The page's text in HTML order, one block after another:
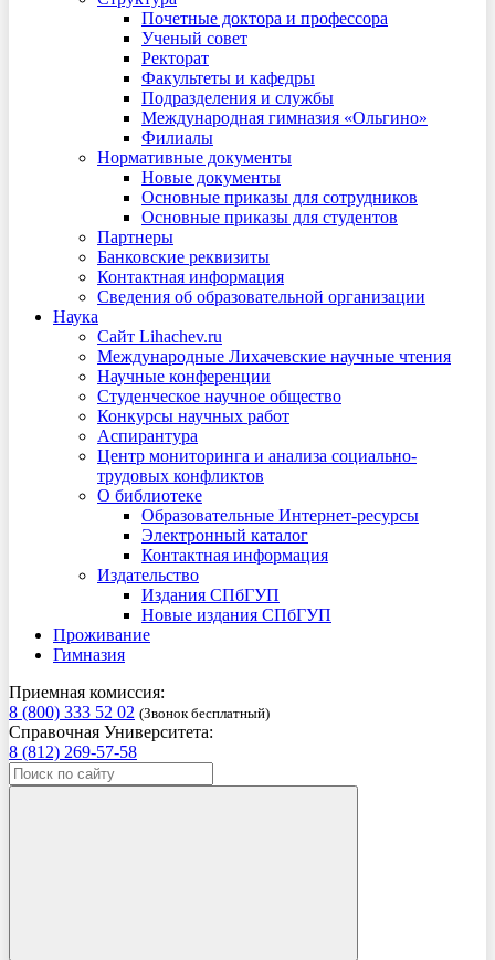
Почетные доктора и профессора
Ученый совет
Ректорат
Факультеты и кафедры
Подразделения и службы
Международная гимназия «Ольгино»
Филиалы
Нормативные документы
Новые документы
Основные приказы для сотрудников
Основные приказы для студентов
Партнеры
Банковские реквизиты
Контактная информация
Сведения об образовательной организации
Наука
Сайт Lihachev.ru
Международные Лихачевские научные чтения
Научные конференции
Студенческое научное общество
Конкурсы научных работ
Аспирантура
Центр мониторинга и анализа социально-
трудовых конфликтов
О библиотеке
Образовательные Интернет-ресурсы
Электронный каталог
Контактная информация
Издательство
Издания СПбГУП
Новые издания СПбГУП
Проживание
Гимназия
Приемная комиссия:
8 (800) 333 52 02 (Звонок бесплатный)
Справочная Университета:
8 (812) 269-57-58